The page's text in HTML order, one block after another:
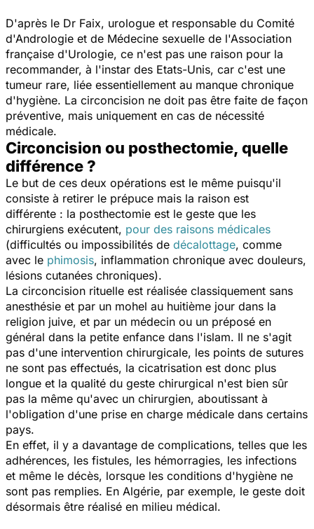
D'après le Dr Faix, urologue et responsable du Comité
d'Andrologie et de Médecine sexuelle de l'Association
française d'Urologie, ce n'est pas une raison pour la
recommander, à l'instar des Etats-Unis, car c'est une
tumeur rare, liée essentiellement au manque chronique
d'hygiène. La circoncision ne doit pas être faite de façon
préventive, mais uniquement en cas de nécessité
médicale.
Circoncision ou posthectomie, quelle
différence ?
Le but de ces deux opérations est le même puisqu'il
consiste à retirer le prépuce mais la raison est
différente : la posthectomie est le geste que les
chirurgiens exécutent, pour des raisons médicales
(difficultés ou impossibilités de décalottage, comme
avec le phimosis, inflammation chronique avec douleurs,
lésions cutanées chroniques).
La circoncision rituelle est réalisée classiquement sans
anesthésie et par un mohel au huitième jour dans la
religion juive, et par un médecin ou un préposé en
général dans la petite enfance dans l'islam. Il ne s'agit
pas d'une intervention chirurgicale, les points de sutures
ne sont pas effectués, la cicatrisation est donc plus
longue et la qualité du geste chirurgical n'est bien sûr
pas la même qu'avec un chirurgien, aboutissant à
l'obligation d'une prise en charge médicale dans certains
pays.
En effet, il y a davantage de complications, telles que les
adhérences, les fistules, les hémorragies, les infections
et même le décès, lorsque les conditions d'hygiène ne
sont pas remplies. En Algérie, par exemple, le geste doit
désormais être réalisé en milieu médical.